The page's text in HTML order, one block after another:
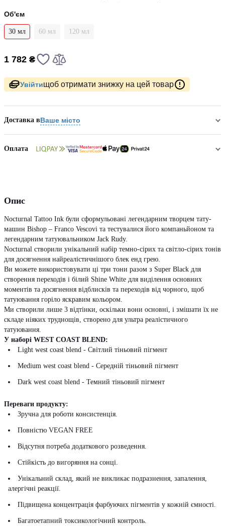
Об'єм
30 мл 60 мл 120 мл
1 782 ₴
Увійтищоб отримати знижку на цей товар
Доставка вВаше місто
Оплата
Опис
Nocturnal Tattoo Ink були сформульовані легендарним творцем тату-
машин Bishop – Franco Vescovi та тестувалися його компаньйоном та
легендарним татуювальником Jack Rudy.
Nocturnal створили унікальний набір темно-сірих та світло-сірих тонів
для досягнення найреалістичнішого блек енд грею.
Ви можете використовувати ці три тони разом з Super Black для
створення переходів і білий Shine White для виділення основних
моментів та досягнення відблисків та переходів від чорного, щоб
татуювання горіло яскравим кольором.
Ми створили лише 3 відтінки, оскільки вони основні, і змішати їх не
складе ніяких труднощів, створено для ультра реалістичного
татуювання.
У наборі WEST COAST BLEND:
Light west coast blend - Світлий тіньовий пігмент
Medium west coast blend - Середній тіньовий пігмент
Dark west coast blend - Темний тіньовий пігмент
Переваги продукту:
Зручна для роботи консистенція.
Повністю VEGAN FREE
Відсутня потреба додаткового розведення.
Стійкість до вигоряння на сонці.
Унікальний склад, який не викликає подразнення, запалення,
алергічні реакції.
Підвищена концентрація фарбуючих пігментів у кожній ємності.
Багатоетапний токсикологічний контроль.